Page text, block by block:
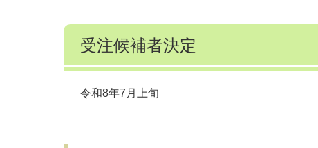
受注候補者決定
令和8年7月上旬